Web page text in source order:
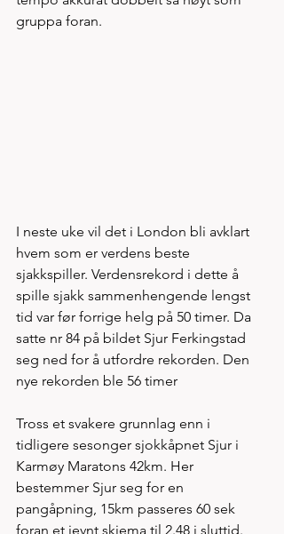
gruppa foran.
I neste uke vil det i London bli avklart
hvem som er verdens beste
sjakkspiller. Verdensrekord i dette å
spille sjakk sammenhengende lengst
tid var før forrige helg på 50 timer. Da
satte nr 84 på bildet Sjur Ferkingstad
seg ned for å utfordre rekorden. Den
nye rekorden ble 56 timer
Tross et svakere grunnlag enn i
tidligere sesonger sjokkåpnet Sjur i
Karmøy Maratons 42km. Her
bestemmer Sjur seg for en
pangåpning, 15km passeres 60 sek
foran et jevnt skjema til 2.48 i sluttid.